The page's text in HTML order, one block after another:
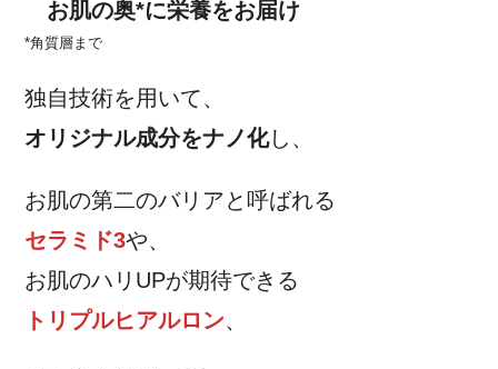
お肌の奥*に栄養をお届け
*角質層まで
独自技術を用いて、
オリジナル成分をナノ化し、
お肌の第二のバリアと呼ばれる
セラミド3や、
お肌のハリUPが期待できる
トリプルヒアルロン、